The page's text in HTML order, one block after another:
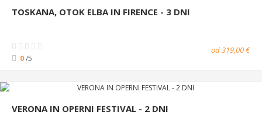
TOSKANA, OTOK ELBA IN FIRENCE - 3 DNI
0/5
od 319,00 €
VERONA IN OPERNI FESTIVAL - 2 DNI